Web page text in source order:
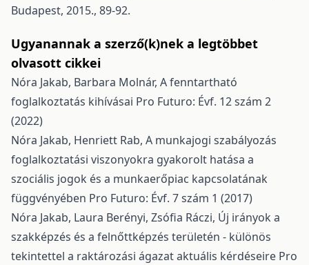
Budapest, 2015., 89-92.
Ugyanannak a szerző(k)nek a legtöbbet
olvasott cikkei
Nóra Jakab, Barbara Molnár, A fenntartható
foglalkoztatás kihívásai Pro Futuro: Évf. 12 szám 2
(2022)
Nóra Jakab, Henriett Rab, A munkajogi szabályozás
foglalkoztatási viszonyokra gyakorolt hatása a
szociális jogok és a munkaerőpiac kapcsolatának
függvényében Pro Futuro: Évf. 7 szám 1 (2017)
Nóra Jakab, Laura Berényi, Zsófia Ráczi, Új irányok a
szakképzés és a felnőttképzés területén - különös
tekintettel a raktározási ágazat aktuális kérdéseire Pro